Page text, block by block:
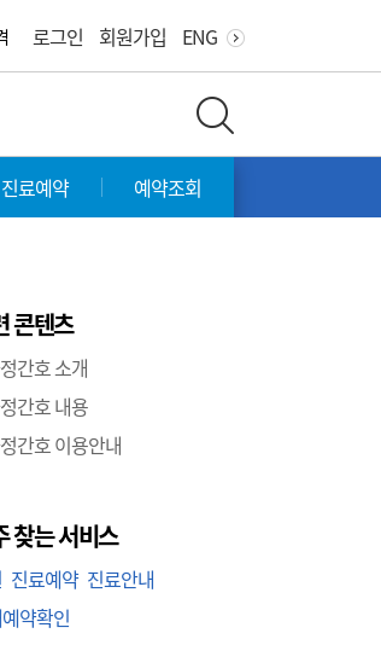
로그인 회원가입 ENG
진료예약 예약조회
콘텐츠
간호 소개
간호 내용
간호 이용안내
찾는 서비스
진료예약 진료안내
약확인